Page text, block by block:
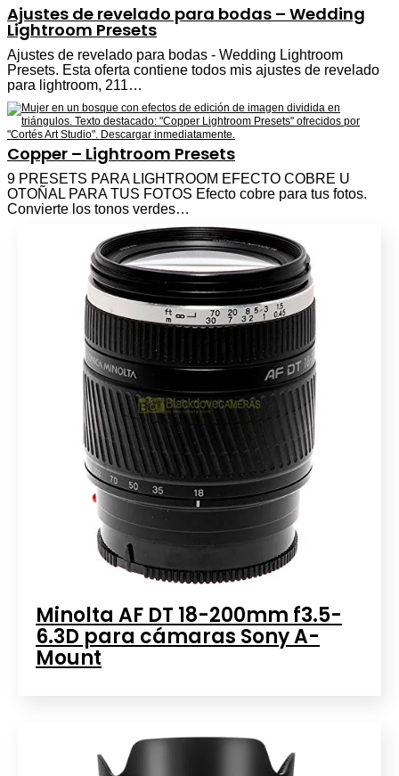
Ajustes de revelado para bodas – Wedding
Lightroom Presets
Ajustes de revelado para bodas - Wedding Lightroom
Presets. Esta oferta contiene todos mis ajustes de revelado
para lightroom, 211…
Copper – Lightroom Presets
9 PRESETS PARA LIGHTROOM EFECTO COBRE U
OTOÑAL PARA TUS FOTOS Efecto cobre para tus fotos.
Convierte los tonos verdes…
Minolta AF DT 18-200mm f3.5-
6.3D para cámaras Sony A-
Mount